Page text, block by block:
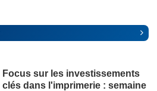
Focus sur les investissements
clés dans l'imprimerie : semaine